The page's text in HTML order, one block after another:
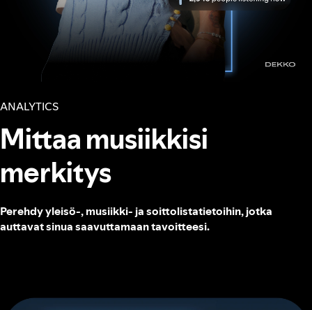
ANALYTICS
Mittaa musiikkisi
merkitys
Perehdy yleisö-, musiikki- ja soittolistatietoihin, jotka
auttavat sinua saavuttamaan tavoitteesi.